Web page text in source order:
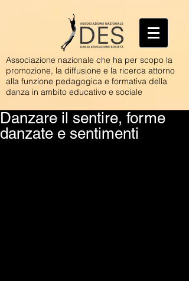
Associazione nazionale che ha per scopo la
promozione, la diffusione e la ricerca attorno
alla funzione pedagogica e formativa della
danza in ambito educativo e sociale
Danzare il sentire, forme
danzate e sentimenti